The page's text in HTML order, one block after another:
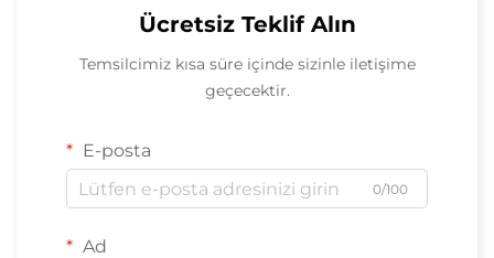
Ücretsiz Teklif Alın
Temsilcimiz kısa süre içinde sizinle iletişime
geçecektir.
E-posta
0/100
Ad